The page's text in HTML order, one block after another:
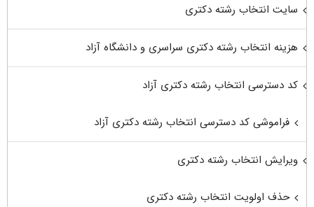
سایت انتخاب رشته دکتری
هزینه انتخاب رشته دکتری سراسری و دانشگاه آزاد
کد دسترسی انتخاب رشته دکتری آزاد
فراموشی کد دسترسی انتخاب رشته دکتری آزاد
ویرایش انتخاب رشته دکتری
حذف اولویت انتخاب رشته دکتری